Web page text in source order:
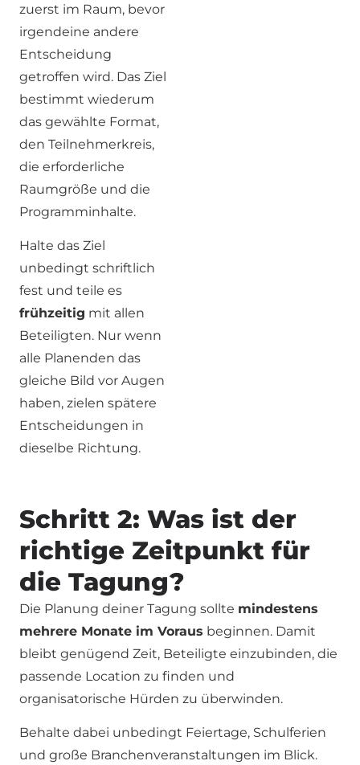
zuerst im Raum, bevor
irgendeine andere
Entscheidung
getroffen wird. Das Ziel
bestimmt wiederum
das gewählte Format,
den Teilnehmerkreis,
die erforderliche
Raumgröße und die
Programminhalte.
Halte das Ziel
unbedingt schriftlich
fest und teile es
frühzeitig mit allen
Beteiligten. Nur wenn
alle Planenden das
gleiche Bild vor Augen
haben, zielen spätere
Entscheidungen in
dieselbe Richtung.
Schritt 2: Was ist der
richtige Zeitpunkt für
die Tagung?
Die Planung deiner Tagung sollte mindestens
mehrere Monate im Voraus beginnen. Damit
bleibt genügend Zeit, Beteiligte einzubinden, die
passende Location zu finden und
organisatorische Hürden zu überwinden.
Behalte dabei unbedingt Feiertage, Schulferien
und große Branchenveranstaltungen im Blick.